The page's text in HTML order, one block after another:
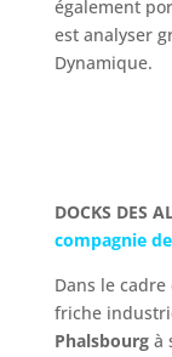
également
est analyser
Dynamique.
DOCKS DES
compagnie
Dans le
friche
Phalsbourg à